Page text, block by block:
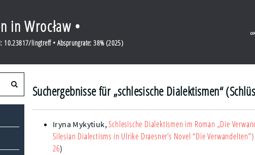
in Wrocław •
10.23817/lingtreff • Absprungrate: 38% (2025)
Suchergebnisse für „schlesische Dialektismen“
Iryna Mykytiuk,Schlesische Dialektismen im Roman „Die
Silesian Dialectisms in Ulrike Draesner’s Novel “Die Verwandelten”)
26)